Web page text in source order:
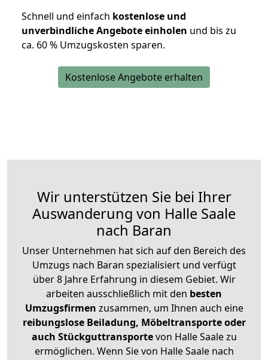
Schnell und einfach kostenlose und
unverbindliche Angebote einholen und bis zu
ca. 60 % Umzugskosten sparen.
Kostenlose Angebote erhalten
Wir unterstützen Sie bei Ihrer
Auswanderung von Halle Saale
nach Baran
Unser Unternehmen hat sich auf den Bereich des
Umzugs nach Baran spezialisiert und verfügt
über 8 Jahre Erfahrung in diesem Gebiet. Wir
arbeiten ausschließlich mit den besten
Umzugsfirmen zusammen, um Ihnen auch eine
reibungslose Beiladung, Möbeltransporte oder
auch Stückguttransportevon Halle Saale zu
ermöglichen. Wenn Sie von Halle Saale nach